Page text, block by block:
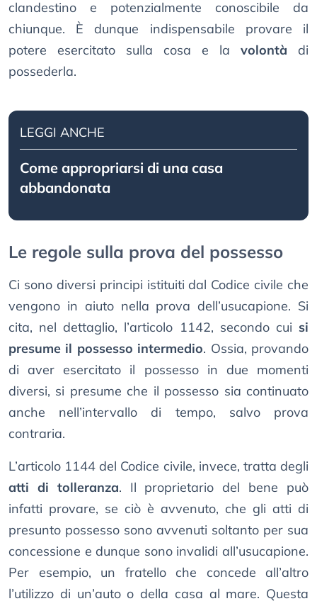
clandestino e potenzialmente conoscibile da
chiunque. È dunque indispensabile provare il
potere esercitato sulla cosa e la volontà di
possederla.
LEGGI ANCHE
Come appropriarsi di una casa
abbandonata
Le regole sulla prova del possesso
Ci sono diversi principi istituiti dal Codice civile che
vengono in aiuto nella prova dell’usucapione. Si
cita, nel dettaglio, l’articolo 1142, secondo cui si
presume il possesso intermedio. Ossia, provando
di aver esercitato il possesso in due momenti
diversi, si presume che il possesso sia continuato
anche nell’intervallo di tempo, salvo prova
contraria.
L’articolo 1144 del Codice civile, invece, tratta degli
atti di tolleranza. Il proprietario del bene può
infatti provare, se ciò è avvenuto, che gli atti di
presunto possesso sono avvenuti soltanto per sua
concessione e dunque sono invalidi all’usucapione.
Per esempio, un fratello che concede all’altro
l’utilizzo di un’auto o della casa al mare. Questa